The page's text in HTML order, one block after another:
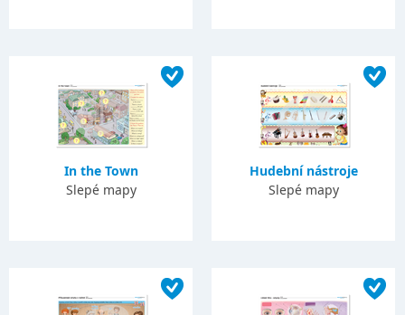
In the Town
Slepé mapy
Hudební nástroje
Slepé mapy